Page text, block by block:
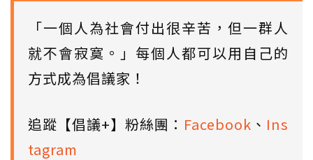
「一個人為社會付出很辛苦，但一群人
就不會寂寞。」每個人都可以用自己的
方式成為倡議家！
追蹤【倡議+】粉絲團： Facebook 、 Ins
tagram